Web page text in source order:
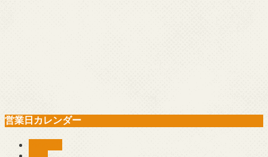
営業日カレンダー